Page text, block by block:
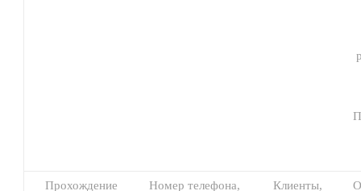
Прохождение
Номер телефона,
Клиенты,